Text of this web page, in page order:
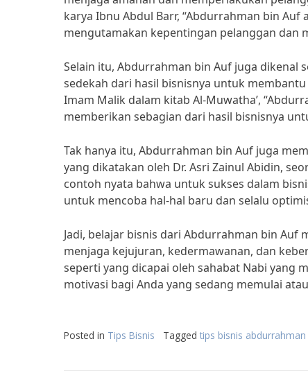
karya Ibnu Abdul Barr, “Abdurrahman bin
mengutamakan kepentingan pelanggan dan
Selain itu, Abdurrahman bin Auf juga dikenal
sedekah dari hasil bisnisnya untuk
Imam Malik dalam kitab Al-Muwatha’,
memberikan sebagian dari hasil bisnisnya
Tak hanya itu, Abdurrahman bin Auf juga
yang dikatakan oleh Dr. Asri Zainul Abidin,
contoh nyata bahwa untuk sukses dalam
untuk mencoba hal-hal baru dan selalu
Jadi, belajar bisnis dari Abdurrahman bin Auf
menjaga kejujuran, kedermawanan, dan
seperti yang dicapai oleh sahabat Nabi yang
motivasi bagi Anda yang sedang memulai
Posted in Tips Bisnis Tagged tips bisnis